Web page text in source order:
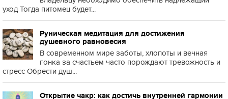
уход Тогда питомец будет...
Руническая медитация для достижения
душевного равновесия
В современном мире заботы, хлопоты и вечная
гонка за счастьем часто порождают тревожность и
стресс Обрести душ...
Открытие чакр: как достичь внутренней гармонии